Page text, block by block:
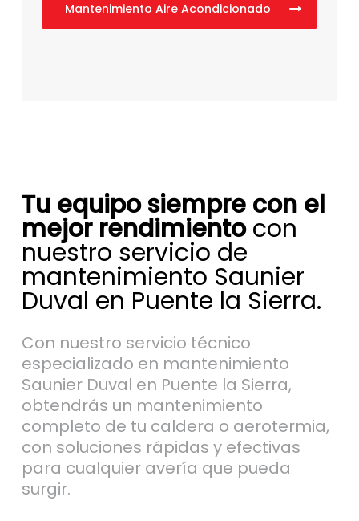
Mantenimiento Aire Acondicionado
Tu equipo siempre con el
mejor rendimientocon
nuestro servicio de
mantenimiento Saunier
Duval en Puente la Sierra.
Con nuestro servicio técnico
especializado en mantenimiento
Saunier Duval en Puente la Sierra,
obtendrás un mantenimiento
completo de tu caldera o aerotermia,
con soluciones rápidas y efectivas
para cualquier avería que pueda
surgir.